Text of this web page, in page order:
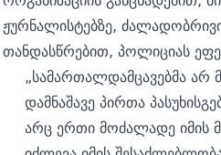
ჟურნალისტებზე,
თანდასწრებით, პოლიციას
„სამართალდამცავებმა არ
დამნაშავე პირთა
არც ერთი მოძალადე იმის